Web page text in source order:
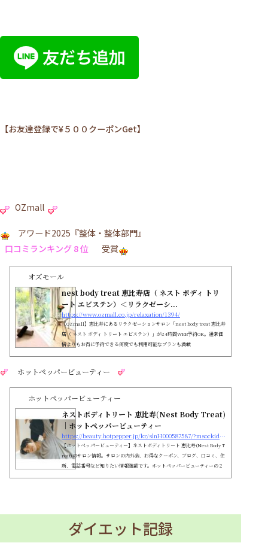
【お友達登録で¥５００クーポンGet】
OZmall
アワード2025『整体・整体部門』
口コミランキング 8 位
受賞
オズモール
nest body treat 恵比寿店（ ネスト ボディ トリ
ート エビステン）＜リラクゼーシ...
https://www.ozmall.co.jp/relaxation/1394/
【OZmall】恵比寿にあるリラクゼーションサロン「nest body treat 恵比寿
店（ ネスト ボディ トリート エビステン）」が24時間WEB予約OK。通常価
格よりもお得に予約できる何度でも利用可能なプランも満載
ホットペッパービューティー
ホットペッパービューティー
ネストボディトリート 恵比寿(Nest Body Treat)
｜ホットペッパービューティー
https://beauty.hotpepper.jp/kr/slnH000587587/?msockid=0af1893400d06e02385e9c7e01d56f3d
【ホットペッパービューティー】ネストボディトリート 恵比寿(Nest Body T
reat)のサロン情報。サロンの内外装、お得なクーポン、ブログ、口コミ、住
所、電話番号など知りたい情報満載です。ホットペッパービューティーの２
ダイエット記録